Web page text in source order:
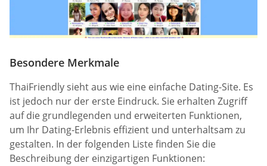
Besondere Merkmale
ThaiFriendly sieht aus wie eine einfache Dating-Site. Es
ist jedoch nur der erste Eindruck. Sie erhalten Zugriff
auf die grundlegenden und erweiterten Funktionen,
um Ihr Dating-Erlebnis effizient und unterhaltsam zu
gestalten. In der folgenden Liste finden Sie die
Beschreibung der einzigartigen Funktionen: